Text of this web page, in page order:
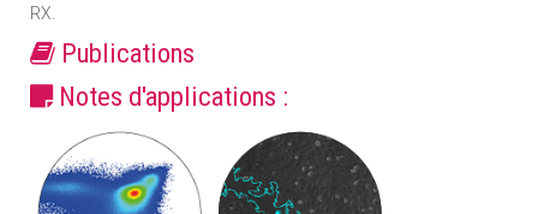
RX.
Publications
Notes d'applications :